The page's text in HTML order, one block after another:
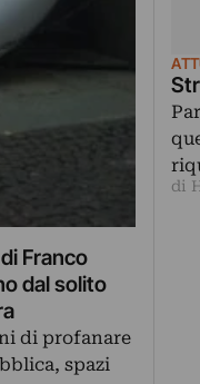
Franco
dal solito
di profanare
spazi
di